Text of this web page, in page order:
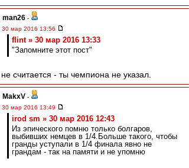
man26 -
30 мар 2016 13:56
flint » 30 мар 2016 13:33
"Запомните этот пост"
не считается - ты чемпиона не указал.
MakxV -
30 мар 2016 13:49
irod sm » 30 мар 2016 12:43
Из эпического помню только болгаров,
выбивших немцев в 1/4.Больше такого, чтобы
гранды уступали в 1/4 финала явно не
грандам - так на памяти и не упомню